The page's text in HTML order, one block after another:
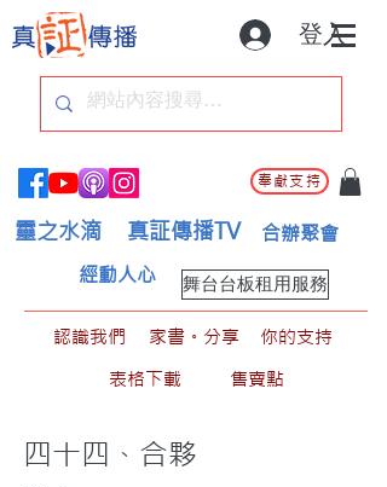
登入
奉獻支持
靈之水滴 真証傳播TV 合辦聚會
舞台台板租用服務
經動人心
認識我們 家書。分享
你的支持
表格下載
售賣點
四十四、合夥